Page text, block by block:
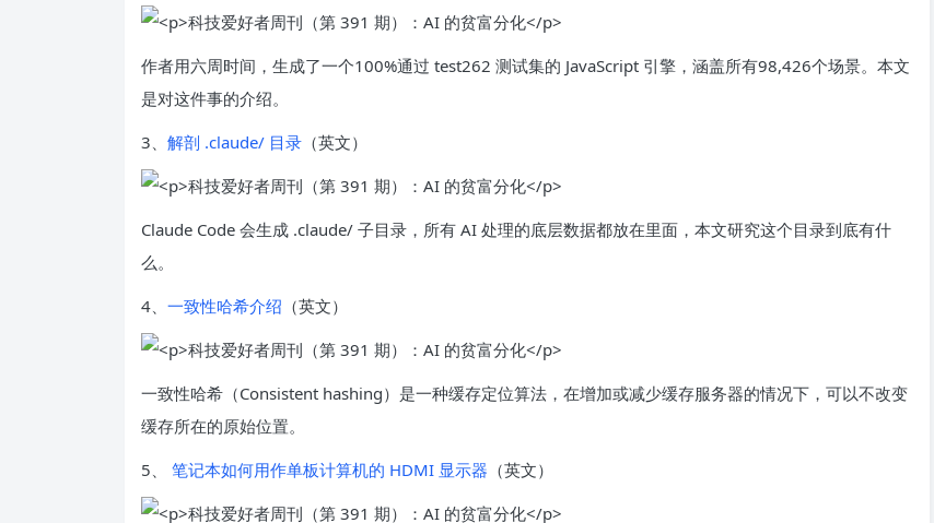
作者用六周时间，生成了一个100%通过 test262 测试集的 JavaScript 引擎，涵盖所有98,426个场景。本文
是对这件事的介绍。
3、 解剖 .claude/ 目录 （英文）
Claude Code 会生成 .claude/ 子目录，所有 AI 处理的底层数据都放在里面，本文研究这个目录到底有什
么。
4、 一致性哈希介绍 （英文）
一致性哈希（Consistent hashing）是一种缓存定位算法，在增加或减少缓存服务器的情况下，可以不改变
缓存所在的原始位置。
5、 笔记本如何用作单板计算机的 HDMI 显示器 （英文）